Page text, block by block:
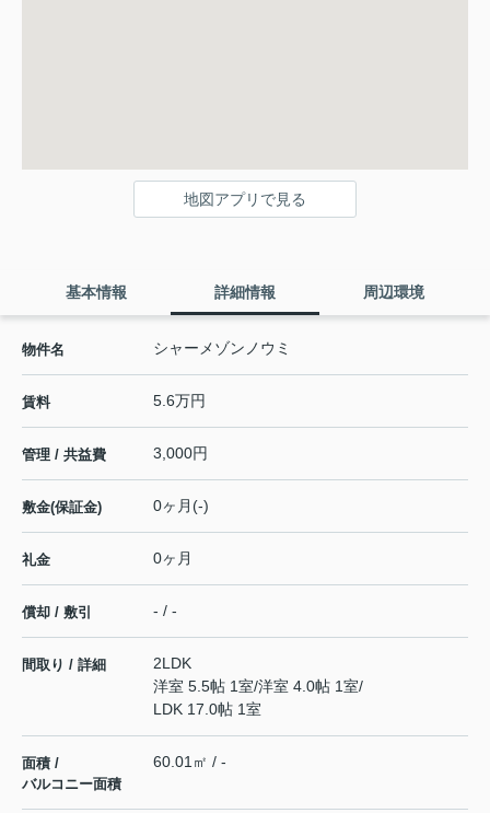
地図アプリで見る
基本情報 詳細情報 周辺環境
物件名 シャーメゾンノウミ
賃料 5.6万円
管理 / 共益費 3,000円
敷金(保証金) 0ヶ月(-)
礼金 0ヶ月
償却 / 敷引 - / -
間取り / 詳細
2LDK
洋室 5.5帖 1室/洋室 4.0帖 1室/
LDK 17.0帖 1室
面積 /
バルコニー面積
60.01㎡ / -